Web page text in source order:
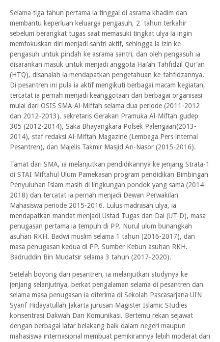
Selama tiga tahun pertama ia tinggal di asrama khadim dan
membantu keperluan keluarga pengasuh, 2 tahun terkahir
sebelum berangkat tugas saat memasuki tingkat ulya ia ingin
memfokuskan diri menjadi santri aktif, sehingga ia izin ke
pengasuh untuk pindah ke asrama santri, dan oleh pengasuh ia
disarankan masuk untuk menjadi anggota Hai’ah Tahfidzil Qur’an
(HTQ), disanalah ia mendapatkan pengetahuan ke-tahfidzannya.
Di pesantren ini pula ia aktif mengikuti berbagai macam kegiatan,
tercatat ia pernah menjadi keanggotaan dari berbagai organisasi
mulai dari OSIS SMA Al-Miftah selama dua periode (2011-2012
dan 2012-2013), sekretaris Gerakan Pramuka Al-Miftah gudep
305 (2012-2014), Saka Bhayangkara Polsek Palengaan(2013-
2014), staf redaksi Al-Miftah Magazine (Lembaga Pers internal
Pesantren), dan Majelis Takmir Masjid An-Nasor (2015-2016).
Tamat dari SMA, ia melanjutkan pendidikannya ke jenjang Strata-1
di STAI Miftahul Ulum Pamekasan program pendidikan Bimbingan
Penyuluhan Islam masih di lingkungan pondok yang sama (2014-
2018) dan tercatat ia pernah menjadi Dewan Perwakilan
Mahasiswa periode 2015-2016. Lulus madrasah ulya, ia
mendapatkan mandat menjadi Ustad Tugas dan Dai (UT-D), masa
penugasan pertama ia tempuh di PP. Nurul ulum bunangkah
asuhan RKH. Badwi muslim selama 1 tahun (2016-2017), dan
masa penugasan kedua di PP. Sumber Kebun asuhan RKH.
Badruddin Bin Mudatsir selama 3 tahun (2017-2020).
Setelah boyong dari pesantren, ia melanjutkan studynya ke
jenjang selanjutnya, berkat pengalaman selama di pesantren dan
selama masa penugasan ia diterima di Sekolah Pascasarjana UIN
Syarif Hidayatullah Jakarta jurusan Magister Islamic Studies
konsentrasi Dakwah Dan Komunikasi. Bertemu rekan sejawat
dengan berbagai latar belakang baik dalam negeri maupun
mahasiswa internasional membuat pemikirannya lebih moderat dan